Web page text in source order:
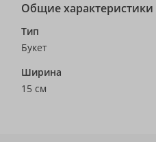
Общие характеристики
Тип
Букет
Ширина
15 см